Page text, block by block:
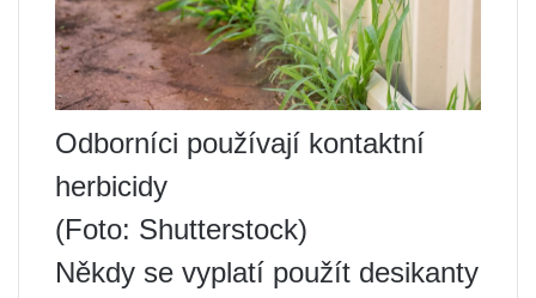
Odborníci používají kontaktní
herbicidy
(Foto: Shutterstock)
Někdy se vyplatí použít desikanty